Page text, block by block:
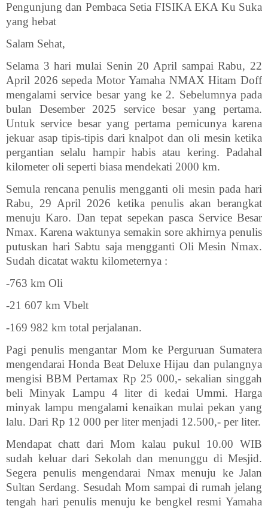
Pengunjung dan Pembaca Setia FISIKA EKA Ku Suka
yang hebat
Salam Sehat,
Selama 3 hari mulai Senin 20 April sampai Rabu, 22
April 2026 sepeda Motor Yamaha NMAX Hitam Doff
mengalami service besar yang ke 2. Sebelumnya pada
bulan Desember 2025 service besar yang pertama.
Untuk service besar yang pertama pemicunya karena
jekuar asap tipis-tipis dari knalpot dan oli mesin ketika
pergantian selalu hampir habis atau kering. Padahal
kilometer oli seperti biasa mendekati 2000 km.
Semula rencana penulis mengganti oli mesin pada hari
Rabu, 29 April 2026 ketika penulis akan berangkat
menuju Karo. Dan tepat sepekan pasca Service Besar
Nmax. Karena waktunya semakin sore akhirnya penulis
putuskan hari Sabtu saja mengganti Oli Mesin Nmax.
Sudah dicatat waktu kilometernya :
-763 km Oli
-21 607 km Vbelt
-169 982 km total perjalanan.
Pagi penulis mengantar Mom ke Perguruan Sumatera
mengendarai Honda Beat Deluxe Hijau dan pulangnya
mengisi BBM Pertamax Rp 25 000,- sekalian singgah
beli Minyak Lampu 4 liter di kedai Ummi. Harga
minyak lampu mengalami kenaikan mulai pekan yang
lalu. Dari Rp 12 000 per liter menjadi 12.500,- per liter.
Mendapat chatt dari Mom kalau pukul 10.00 WIB
sudah keluar dari Sekolah dan menunggu di Mesjid.
Segera penulis mengendarai Nmax menuju ke Jalan
Sultan Serdang. Sesudah Mom sampai di rumah jelang
tengah hari penulis menuju ke bengkel resmi Yamaha